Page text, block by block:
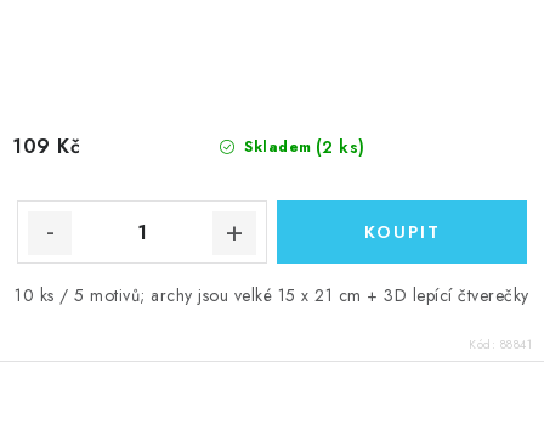
Skladem (2 ks)
109 Kč
10 ks / 5 motivů; archy jsou velké 15 x 21 cm + 3D lepící čtverečky
Kód: 88841